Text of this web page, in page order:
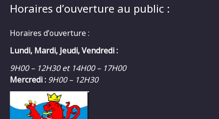
Horaires d’ouverture au public :
Horaires d’ouverture :
Lundi, Mardi, Jeudi, Vendredi :
9H00 – 12H30 et 14H00 – 17H00
Mercredi : 9H00 – 12H30